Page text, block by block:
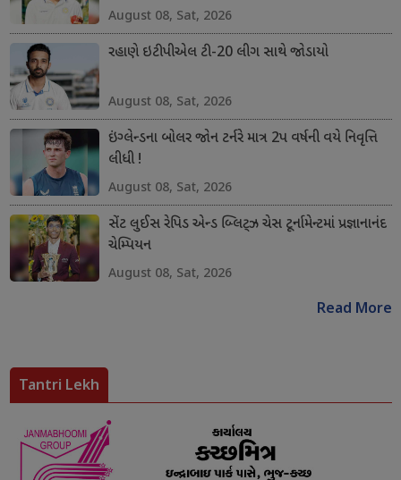
August 08, Sat, 2026
રહાણે ઇટીપીએલ ટી-20 લીગ સાથે જોડાયો
August 08, Sat, 2026
ઇંગ્લેન્ડના બોલર જોન ટર્નરે માત્ર 2પ વર્ષની વયે નિવૃત્તિ
લીધી !
August 08, Sat, 2026
સેંટ લુઈસ રેપિડ એન્ડ બ્લિટ્ઝ ચેસ ટૂર્નામેન્ટમાં પ્રજ્ઞાનાનંદ
ચેમ્પિયન
August 08, Sat, 2026
Read More
Tantri Lekh